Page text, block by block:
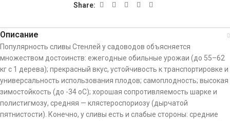
Share:
Описание
Популярность сливы Стенлей у садоводов объясняется
множеством достоинств: ежегодные обильные урожаи (до 55–62
кг с 1 дерева); прекрасный вкус, устойчивость к транспортировке и
универсальность использования плодов; самоплодность; высокая
зимостойкость (до -34 оС); хорошая сопротивляемость шарке и
полистигмозу, средняя — клястероспориозу (дырчатой
пятнистости). Конечно, у сливы есть и слабые стороны: средние